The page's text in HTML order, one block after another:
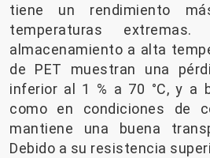
tiene un rendimiento
temperaturas
almacenamiento a alta
de PET muestran una
inferior al 1 % a 70 °C, y a
como en condiciones de
mantiene una buena
Debido a su resistencia